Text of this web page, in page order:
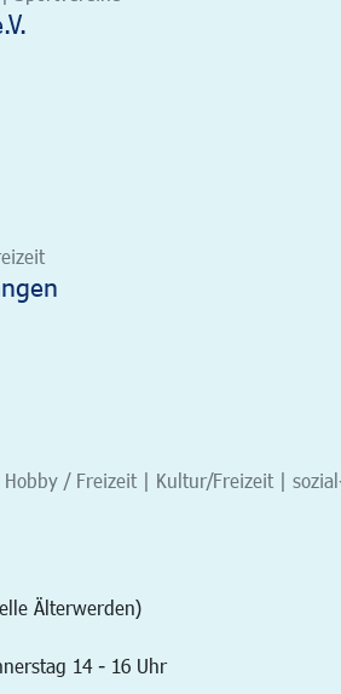
/ Freizeit | Kultur/Freizeit |
Älterwerden)
14 - 16 Uhr